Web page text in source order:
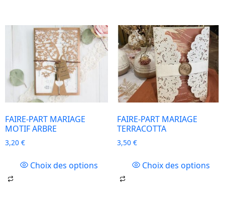
FAIRE-PART MARIAGE
MOTIF ARBRE
3,20 €
Choix des options
FAIRE-PART MARIAGE
TERRACOTTA
3,50 €
Choix des options